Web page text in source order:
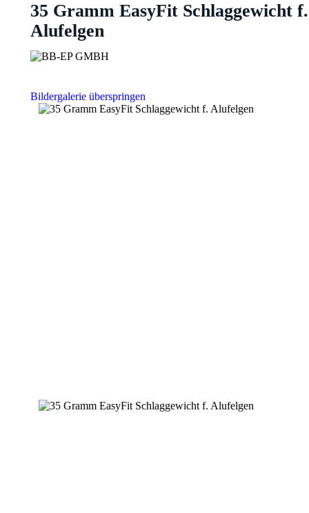
35 Gramm EasyFit Schlaggewicht f.
Alufelgen
Bildergalerie überspringen